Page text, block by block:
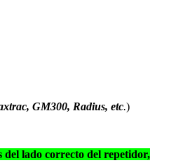
GM300, Radius, etc.)
del lado correcto del repetidor,